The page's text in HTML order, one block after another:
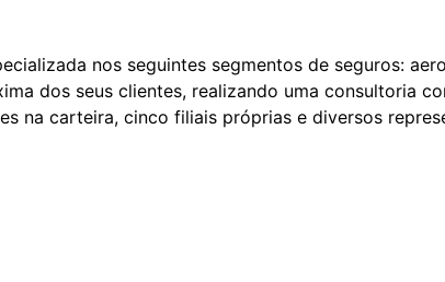
nos seguintes segmentos de seguros:
dos seus clientes, realizando uma consultoria
na carteira, cinco filiais próprias e diversos